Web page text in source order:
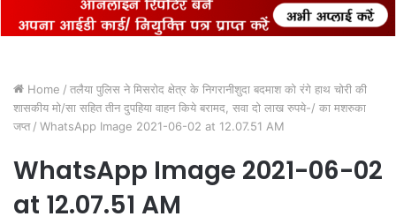
Home / तलैया पुलिस ने मिसरोद क्षेत्र के निगरानीशुदा बदमाश को रंगे हाथ चोरी की
शासकीय मो/सा सहित तीन दुपहिया वाहन किये बरामद, सवा दो लाख रुपये-/ का मशरुका
जप्त / WhatsApp Image 2021-06-02 at 12.07.51 AM
WhatsApp Image 2021-06-02
at 12.07.51 AM